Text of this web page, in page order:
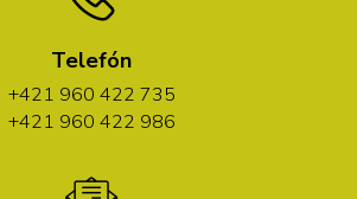
Telefón
+421 960 422 735
+421 960 422 986